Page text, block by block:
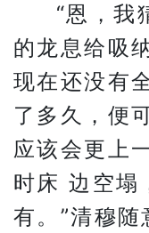
“恩，我
的龙息给吸
现在还没有
了多久，便
应该会更上
时床 边空塌
有。”清穆随